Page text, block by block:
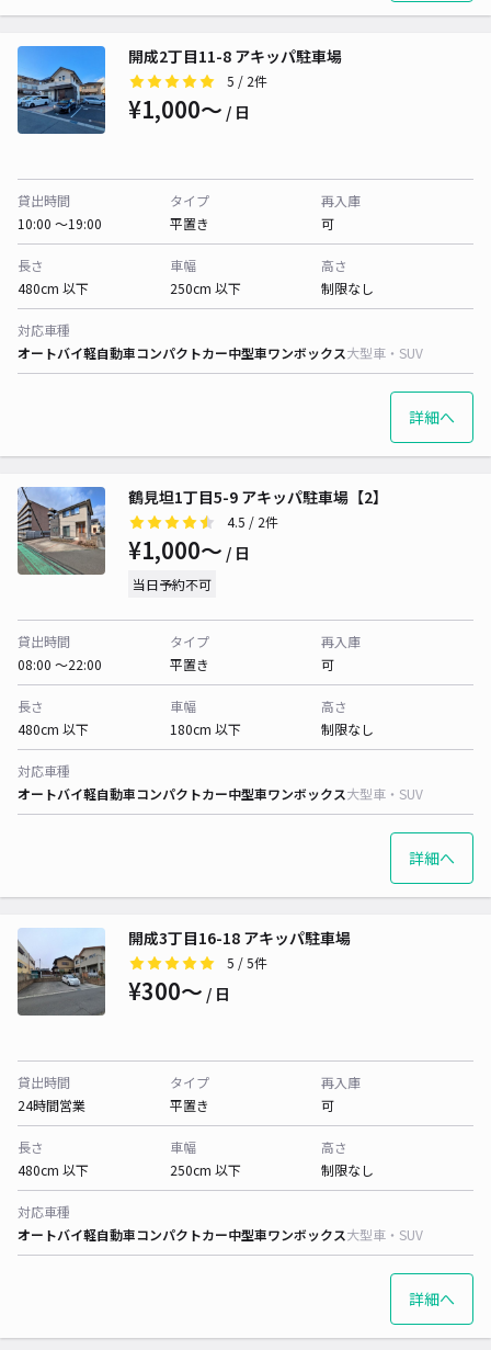
開成2丁目11-8 アキッパ駐車場
5 / 2件
¥1,000〜 / 日
貸出時間
10:00 〜19:00
タイプ
平置き
再入庫
可
長さ
480cm 以下
車幅
250cm 以下
高さ
制限なし
対応車種
オートバイ軽自動車コンパクトカー中型車ワンボックス大型車・SUV
詳細へ
鶴見坦1丁目5-9 アキッパ駐車場【2】
4.5 / 2件
¥1,000〜 / 日
当日予約不可
貸出時間
08:00 〜22:00
タイプ
平置き
再入庫
可
長さ
480cm 以下
車幅
180cm 以下
高さ
制限なし
対応車種
オートバイ軽自動車コンパクトカー中型車ワンボックス大型車・SUV
詳細へ
開成3丁目16-18 アキッパ駐車場
5 / 5件
¥300〜 / 日
貸出時間
24時間営業
タイプ
平置き
再入庫
可
長さ
480cm 以下
車幅
250cm 以下
高さ
制限なし
対応車種
オートバイ軽自動車コンパクトカー中型車ワンボックス大型車・SUV
詳細へ